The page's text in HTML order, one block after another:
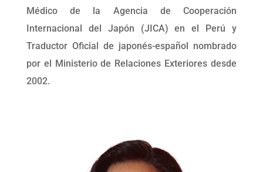
Médico de la Agencia de Cooperación
Internacional del Japón (JICA) en el Perú y
Traductor Oficial de japonés-español nombrado
por el Ministerio de Relaciones Exteriores desde
2002.